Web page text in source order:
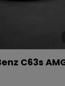
C63s